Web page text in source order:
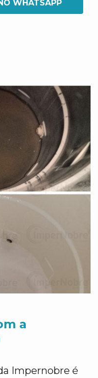
WHATSAPP
a
Impernobre é